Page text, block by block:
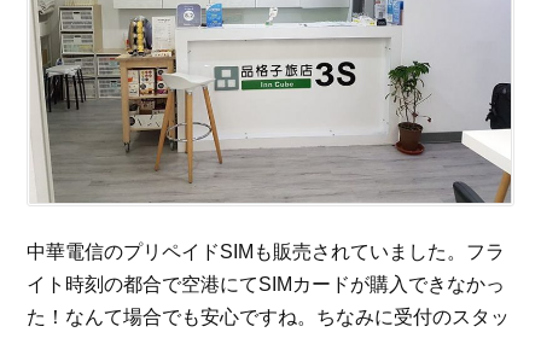
中華電信のプリペイドSIMも販売されていました。フラ
イト時刻の都合で空港にてSIMカードが購入できなかっ
た！なんて場合でも安心ですね。ちなみに受付のスタッ